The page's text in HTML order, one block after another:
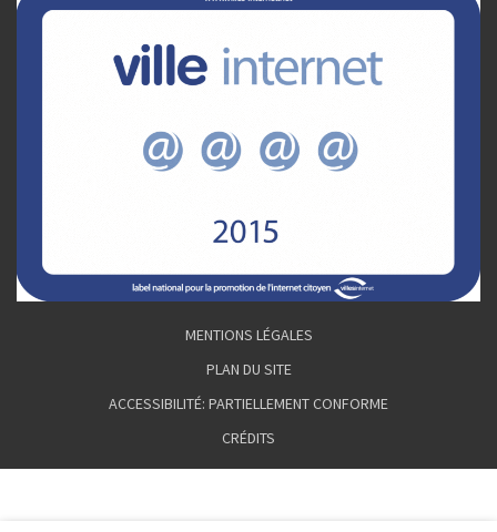
MENTIONS LÉGALES
PLAN DU SITE
ACCESSIBILITÉ: PARTIELLEMENT CONFORME
CRÉDITS